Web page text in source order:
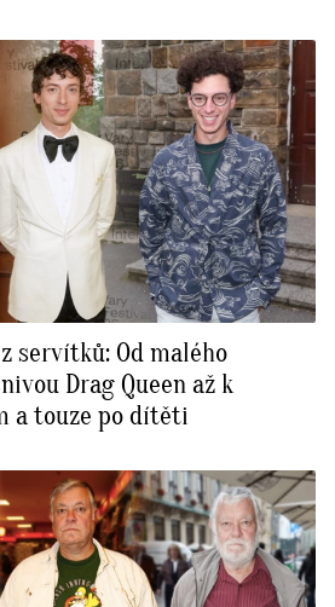
servítků: Od malého
Drag Queen až k
a touze po dítěti